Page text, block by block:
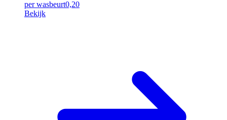
per wasbeurt0,20
Bekijk